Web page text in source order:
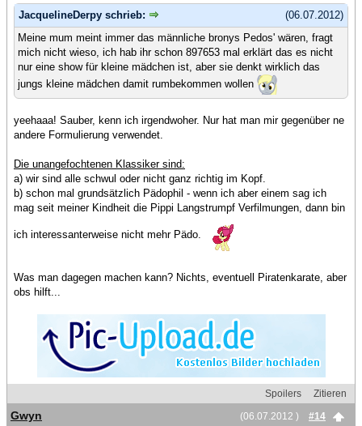
(06.07.2012)
JacquelineDerpy schrieb:
Meine mum meint immer das männliche bronys Pedos' wären, fragt
mich nicht wieso, ich hab ihr schon 897653 mal erklärt das es nicht
nur eine show für kleine mädchen ist, aber sie denkt wirklich das
jungs kleine mädchen damit rumbekommen wollen
yeehaaa! Sauber, kenn ich irgendwoher. Nur hat man mir gegenüber ne
andere Formulierung verwendet.
Die unangefochtenen Klassiker sind:
a) wir sind alle schwul oder nicht ganz richtig im Kopf.
b) schon mal grundsätzlich Pädophil - wenn ich aber einem sag ich
mag seit meiner Kindheit die Pippi Langstrumpf Verfilmungen, dann bin
ich interessanterweise nicht mehr Pädo.
Was man dagegen machen kann? Nichts, eventuell Piratenkarate, aber
obs hilft...
Spoilers
Zitieren
(06.07.2012 )
#14
Gwyn